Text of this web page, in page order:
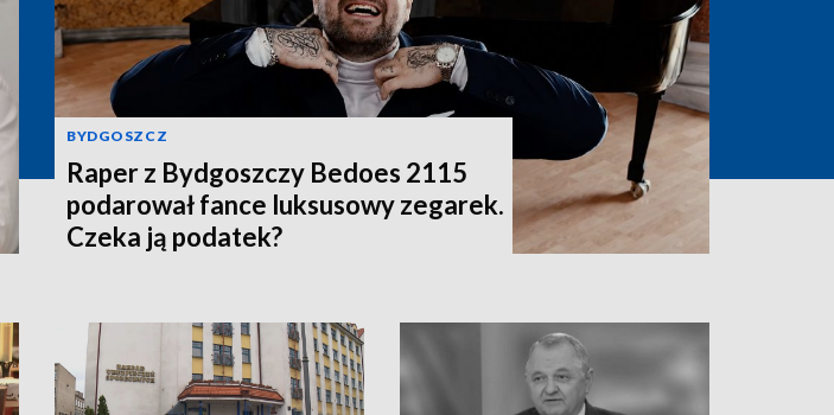
BYDGOSZCZ
Raper z Bydgoszczy Bedoes 2115
podarował fance luksusowy zegarek.
Czeka ją podatek?